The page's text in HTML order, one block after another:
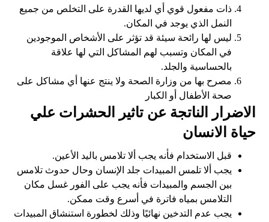
ذات مفعول قوي أي لديها القدرة على التخلص من جميع
النمل الذي يوجد في المكان.
ليس لها رائحة سيئة قد تؤثر على الأشخاص الموجودين
في المكان وتسبب لهم المشاكل التي لها علاقة
بالحساسية والجلد.
مصرح بها من وزارة الصحة ولا ينتج عنها أي مشاكل على
صحة الأطفال أو الكبار
الاضرار الناتجة عن تاثير الحشرات علي
حياة الانسان
قبل الاستخدام فأنه يجب ألا تلامس باليد الأعين.
يجب ألا تلمس المبيدات جلد الإنسان وحال حدوث تلامس
بين الجسم والمبيدات فأنه يجب على الفور غسل مكان
التلامس بمياه فاترة في أسرع وقت ممكن.
يجب عدم التدخين نهائيًا وذلك لخطورة استنشاق المبيدات